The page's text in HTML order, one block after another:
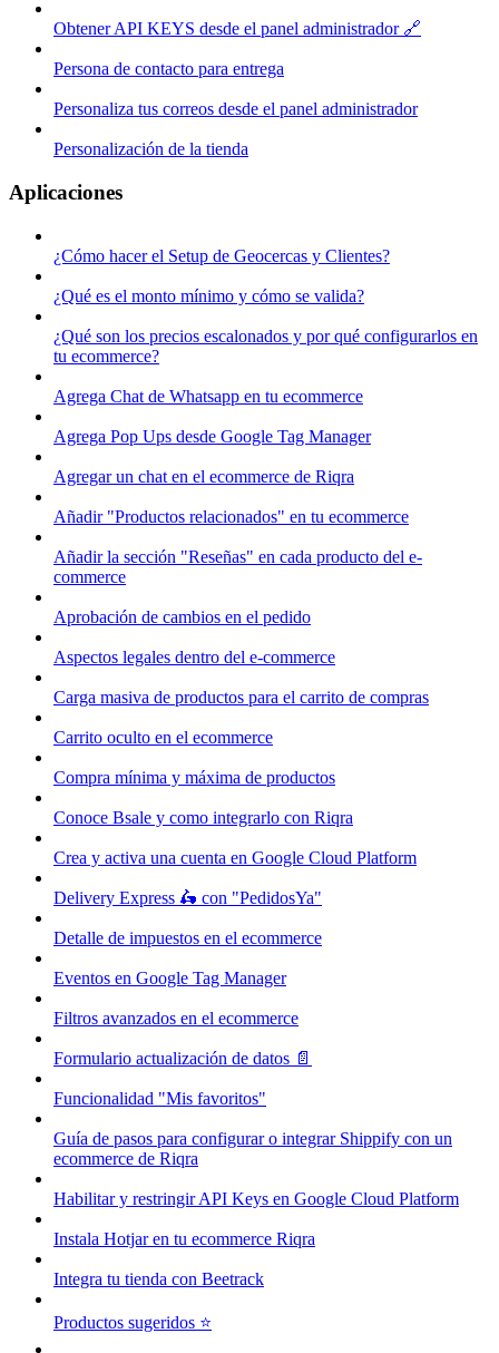
Obtener API KEYS desde el panel administrador 🔗
Persona de contacto para entrega
Personaliza tus correos desde el panel administrador
Personalización de la tienda
Aplicaciones
¿Cómo hacer el Setup de Geocercas y Clientes?
¿Qué es el monto mínimo y cómo se valida?
¿Qué son los precios escalonados y por qué configurarlos en
tu ecommerce?
Agrega Chat de Whatsapp en tu ecommerce
Agrega Pop Ups desde Google Tag Manager
Agregar un chat en el ecommerce de Riqra
Añadir "Productos relacionados" en tu ecommerce
Añadir la sección "Reseñas" en cada producto del e-
commerce
Aprobación de cambios en el pedido
Aspectos legales dentro del e-commerce
Carga masiva de productos para el carrito de compras
Carrito oculto en el ecommerce
Compra mínima y máxima de productos
Conoce Bsale y como integrarlo con Riqra
Crea y activa una cuenta en Google Cloud Platform
Delivery Express 🛵 con "PedidosYa"
Detalle de impuestos en el ecommerce
Eventos en Google Tag Manager
Filtros avanzados en el ecommerce
Formulario actualización de datos 📄
Funcionalidad "Mis favoritos"
Guía de pasos para configurar o integrar Shippify con un
ecommerce de Riqra
Habilitar y restringir API Keys en Google Cloud Platform
Instala Hotjar en tu ecommerce Riqra
Integra tu tienda con Beetrack
Productos sugeridos ⭐